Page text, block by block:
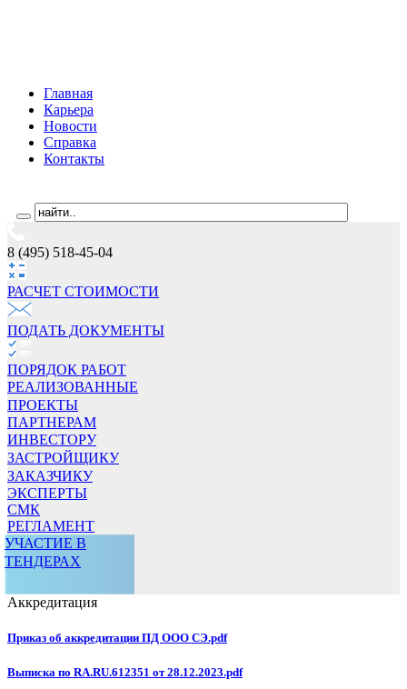
Главная
Карьера
Новости
Справка
Контакты
8 (495) 518-45-04
РАСЧЕТ СТОИМОCТИ
ПОДАТЬ ДОКУМЕНТЫ
ПОРЯДОК РАБОТ
РЕАЛИЗОВАННЫЕ
ПРОЕКТЫ
ПАРТНЕРАМ
ИНВЕСТОРУ
ЗАСТРОЙЩИКУ
ЗАКАЗЧИКУ
ЭКСПЕРТЫ
СМК
РЕГЛАМЕНТ
УЧАСТИЕ В
ТЕНДЕРАХ
Аккредитация
Приказ об аккредитации ПД ООО СЭ.pdf
Выписка по RA.RU.612351 от 28.12.2023.pdf